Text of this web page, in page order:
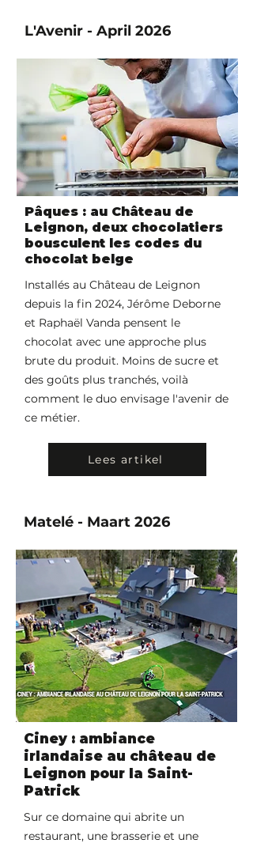
L'Avenir - April 2026
Pâques : au Château de
Leignon, deux chocolatiers
bousculent les codes du
chocolat belge
Installés au Château de Leignon
depuis la fin 2024, Jérôme Deborne
et Raphaël Vanda pensent le
chocolat avec une approche plus
brute du produit. Moins de sucre et
des goûts plus tranchés, voilà
comment le duo envisage l'avenir de
ce métier.
Lees artikel
Matelé - Maart 2026
Ciney : ambiance
irlandaise au château de
Leignon pour la Saint-
Patrick
Sur ce domaine qui abrite un
restaurant, une brasserie et une